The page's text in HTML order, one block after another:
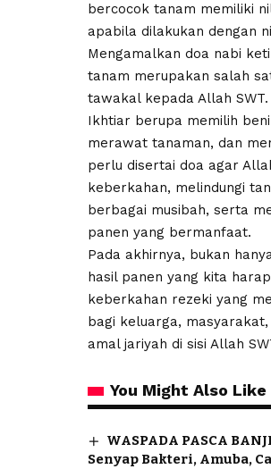
bercocok tanam memiliki
apabila dilakukan dengan
Mengamalkan doa nabi
tanam merupakan salah
tawakal kepada Allah SWT.
Ikhtiar berupa memilih
merawat tanaman, dan
perlu disertai doa agar
keberkahan, melindungi
berbagai musibah, serta
panen yang bermanfaat.
Pada akhirnya, bukan
hasil panen yang kita
keberkahan rezeki yang
bagi keluarga, masyarakat,
amal jariyah di sisi Allah
You Might Also Like
WASPADA PASCA
Senyap Bakteri, Amuba,